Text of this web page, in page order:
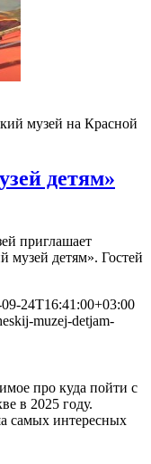
музей на Красной
детям»
приглашает
музей детям». Гостей
24T16:41:00+03:00
muzej-detjam-
про куда пойти с
в 2025 году.
самых интересных